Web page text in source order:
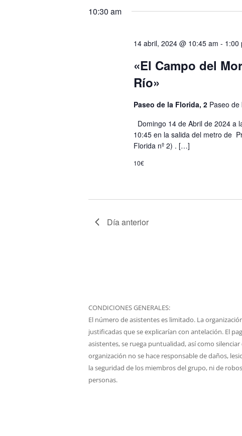
la
10:30 am
14 abril, 2024 @ 10:45 am - 1:00
«El Campo del
Río»
Paseo de la Florida, 2 Paseo
Domingo 14 de Abril de 2024 a
10:45 en la salida del metro de
Florida nº 2) . […]
10€
Día anterior
CONDICIONES GENERALES:
El número de asistentes es limitado. La
justificadas que se explicarían con antelación. El
asistentes, se ruega puntualidad, así como
organización no se hace responsable de daños,
la seguridad de los miembros del grupo, ni de
personas.